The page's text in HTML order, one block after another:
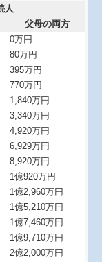
人
父母の両方
0万円
80万円
395万円
770万円
1,840万円
3,340万円
4,920万円
6,929万円
8,920万円
1億920万円
1億2,960万円
1億5,210万円
1億7,460万円
1億9,710万円
2億2,000万円